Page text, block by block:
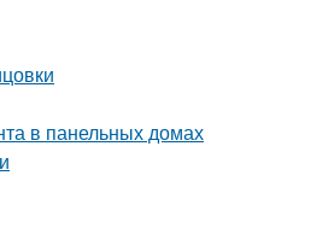
в панельных домах